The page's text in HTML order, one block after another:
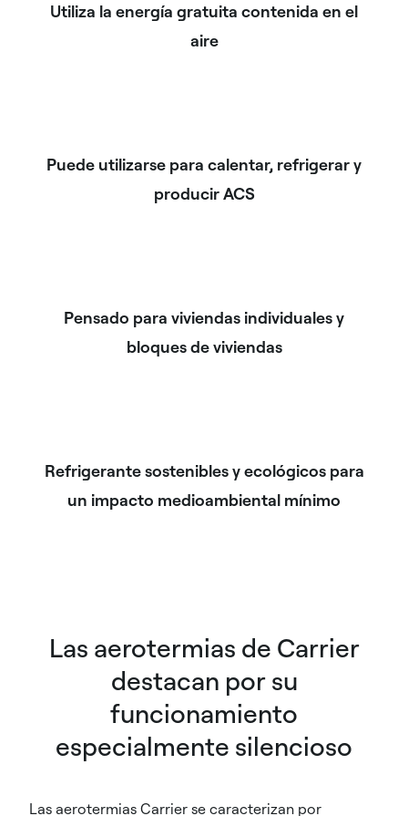
Utiliza la energía gratuita contenida en el
aire
Puede utilizarse para calentar, refrigerar y
producir ACS
Pensado para viviendas individuales y
bloques de viviendas
Refrigerante sostenibles y ecológicos para
un impacto medioambiental mínimo
Las aerotermias de Carrier
destacan por su
funcionamiento
especialmente silencioso
Las aerotermias Carrier se caracterizan por